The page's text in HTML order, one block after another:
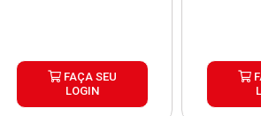
FAÇA SEU
LOGIN